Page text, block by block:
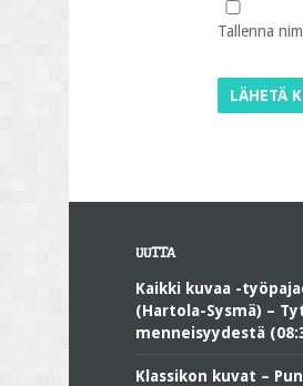
Tallenna
UUTTA
Kaikki kuvaa -
(Hartola-Sysmä) –
menneisyydestä
Klassikon kuvat –